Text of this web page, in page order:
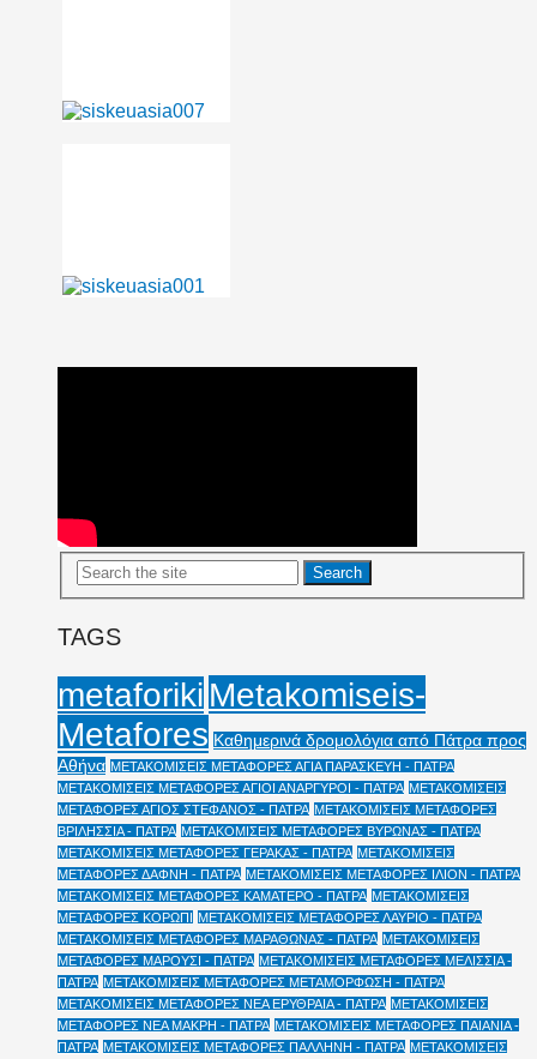
TAGS
metaforiki Metakomiseis-
Metafores Καθημερινά δρομολόγια από Πάτρα προς
Αθήνα ΜΕΤΑΚΟΜΙΣΕΙΣ ΜΕΤΑΦΟΡΕΣ ΑΓΙΑ ΠΑΡΑΣΚΕΥΗ - ΠΑΤΡΑ
ΜΕΤΑΚΟΜΙΣΕΙΣ ΜΕΤΑΦΟΡΕΣ ΑΓΙΟΙ ΑΝΑΡΓΥΡΟΙ - ΠΑΤΡΑ ΜΕΤΑΚΟΜΙΣΕΙΣ
ΜΕΤΑΦΟΡΕΣ ΑΓΙΟΣ ΣΤΕΦΑΝΟΣ - ΠΑΤΡΑ ΜΕΤΑΚΟΜΙΣΕΙΣ ΜΕΤΑΦΟΡΕΣ
ΒΡΙΛΗΣΣΙΑ - ΠΑΤΡΑ ΜΕΤΑΚΟΜΙΣΕΙΣ ΜΕΤΑΦΟΡΕΣ ΒΥΡΩΝΑΣ - ΠΑΤΡΑ
ΜΕΤΑΚΟΜΙΣΕΙΣ ΜΕΤΑΦΟΡΕΣ ΓΕΡΑΚΑΣ - ΠΑΤΡΑ ΜΕΤΑΚΟΜΙΣΕΙΣ
ΜΕΤΑΦΟΡΕΣ ΔΑΦΝΗ - ΠΑΤΡΑ ΜΕΤΑΚΟΜΙΣΕΙΣ ΜΕΤΑΦΟΡΕΣ ΙΛΙΟΝ - ΠΑΤΡΑ
ΜΕΤΑΚΟΜΙΣΕΙΣ ΜΕΤΑΦΟΡΕΣ ΚΑΜΑΤΕΡΟ - ΠΑΤΡΑ ΜΕΤΑΚΟΜΙΣΕΙΣ
ΜΕΤΑΦΟΡΕΣ ΚΟΡΩΠΙ
ΜΕΤΑΚΟΜΙΣΕΙΣ ΜΕΤΑΦΟΡΕΣ ΛΑΥΡΙΟ - ΠΑΤΡΑ
ΜΕΤΑΚΟΜΙΣΕΙΣ ΜΕΤΑΦΟΡΕΣ ΜΑΡΑΘΩΝΑΣ - ΠΑΤΡΑ ΜΕΤΑΚΟΜΙΣΕΙΣ
ΜΕΤΑΦΟΡΕΣ ΜΑΡΟΥΣΙ - ΠΑΤΡΑ ΜΕΤΑΚΟΜΙΣΕΙΣ ΜΕΤΑΦΟΡΕΣ ΜΕΛΙΣΣΙΑ -
ΠΑΤΡΑ ΜΕΤΑΚΟΜΙΣΕΙΣ ΜΕΤΑΦΟΡΕΣ ΜΕΤΑΜΟΡΦΩΣΗ - ΠΑΤΡΑ
ΜΕΤΑΚΟΜΙΣΕΙΣ ΜΕΤΑΦΟΡΕΣ ΝΕΑ ΕΡΥΘΡΑΙΑ - ΠΑΤΡΑ ΜΕΤΑΚΟΜΙΣΕΙΣ
ΜΕΤΑΦΟΡΕΣ ΝΕΑ ΜΑΚΡΗ - ΠΑΤΡΑ ΜΕΤΑΚΟΜΙΣΕΙΣ ΜΕΤΑΦΟΡΕΣ ΠΑΙΑΝΙΑ -
ΠΑΤΡΑ ΜΕΤΑΚΟΜΙΣΕΙΣ ΜΕΤΑΦΟΡΕΣ ΠΑΛΛΗΝΗ - ΠΑΤΡΑ ΜΕΤΑΚΟΜΙΣΕΙΣ